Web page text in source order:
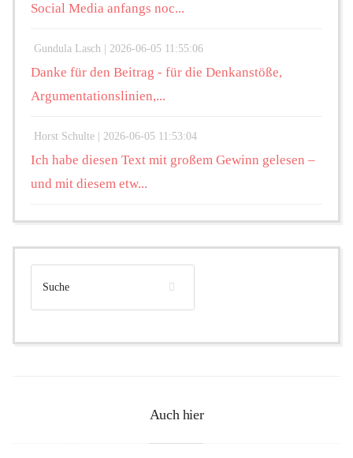
Social Media anfangs noc...
Gundula Lasch | 2026-06-05 11:55:06
Danke für den Beitrag - für die Denkanstöße,
Argumentationslinien,...
Horst Schulte | 2026-06-05 11:53:04
Ich habe diesen Text mit großem Gewinn gelesen –
und mit diesem etw...
Auch hier